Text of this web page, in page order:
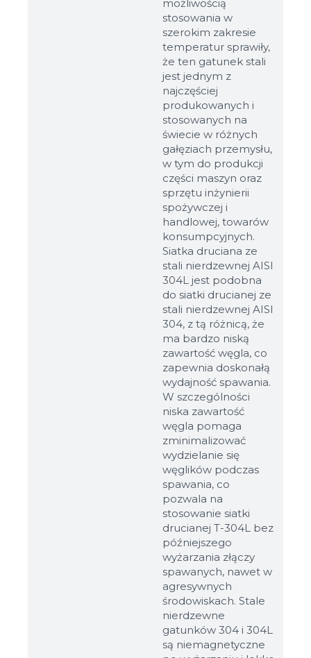
możliwością
stosowania w
szerokim zakresie
temperatur sprawiły,
że ten gatunek stali
jest jednym z
najczęściej
produkowanych i
stosowanych na
świecie w różnych
gałęziach przemysłu,
w tym do produkcji
części maszyn oraz
sprzętu inżynierii
spożywczej i
handlowej, towarów
konsumpcyjnych.
Siatka druciana ze
stali nierdzewnej AISI
304L jest podobna
do siatki drucianej ze
stali nierdzewnej AISI
304, z tą różnicą, że
ma bardzo niską
zawartość węgla, co
zapewnia doskonałą
wydajność spawania.
W szczególności
niska zawartość
węgla pomaga
zminimalizować
wydzielanie się
węglików podczas
spawania, co
pozwala na
stosowanie siatki
drucianej T-304L bez
późniejszego
wyżarzania złączy
spawanych, nawet w
agresywnych
środowiskach. Stale
nierdzewne
gatunków 304 i 304L
są niemagnetyczne